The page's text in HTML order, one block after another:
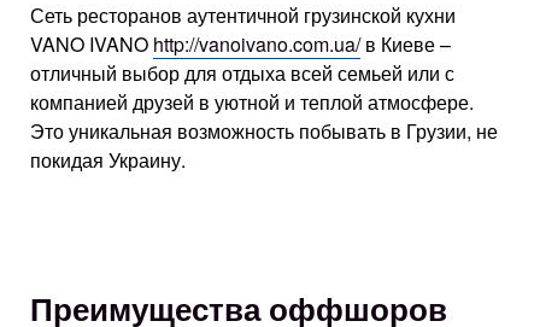
Сеть ресторанов аутентичной грузинской кухни
VANO IVANO http://vanoivano.com.ua/в Киеве –
отличный выбор для отдыха всей семьей или с
компанией друзей в уютной и теплой атмосфере.
Это уникальная возможность побывать в Грузии, не
покидая Украину.
Преимущества оффшоров